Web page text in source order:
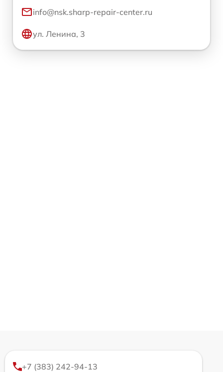
info@nsk.sharp-repair-center.ru
ул. Ленина, 3
+7 (383) 242-94-13